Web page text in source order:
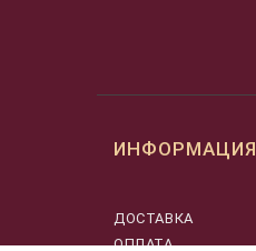
ИНФОРМАЦИЯ
ДОСТАВКА
ОПЛАТА